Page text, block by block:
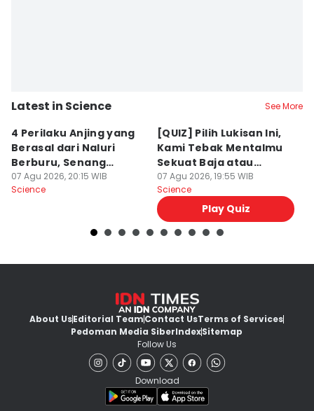
Latest in Science See More
4 Perilaku Anjing yang
Berasal dari Naluri
Berburu, Senang
Mengejar!
07 Agu 2026, 20:15 WIB
Science
[QUIZ] Pilih Lukisan Ini,
Kami Tebak Mentalmu
Sekuat Baja atau
Sebaliknya
07 Agu 2026, 19:55 WIB
Science
Play Quiz
About UsEditorial TeamContact UsTerms of Services
Pedoman Media SiberIndexSitemap
Follow Us
Download